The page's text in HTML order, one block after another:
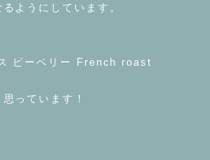
ようにしています。
ピーベリー French roast
っています！